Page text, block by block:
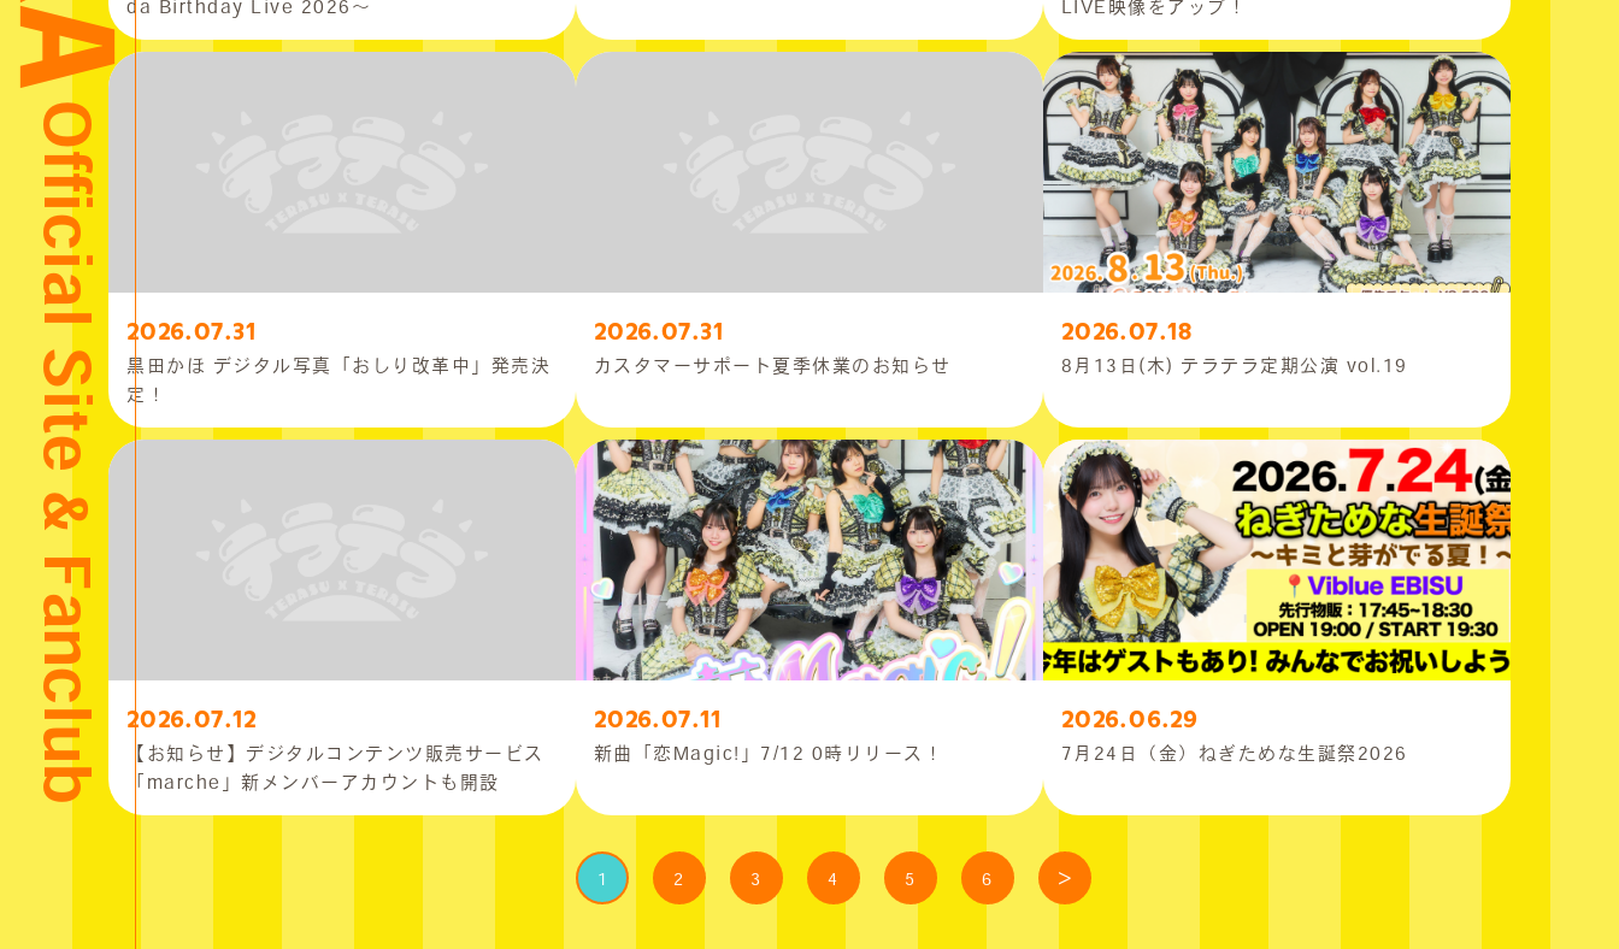
Official Site & Fanclub
da Birthday Live 2026〜
LIVE映像をアップ！
2026.07.31
黒田かほ デジタル写真「おしり改革中」発売決
定！
2026.07.31
カスタマーサポート夏季休業のお知らせ
2026.07.18
8月13日(木) テラテラ定期公演 vol.19
2026.07.12
【お知らせ】デジタルコンテンツ販売サービス
「marche」新メンバーアカウントも開設
2026.07.11
新曲「恋Magic!」7/12 0時リリース！
2026.06.29
7月24日（金）ねぎためな生誕祭2026
1 2 3 4 5 6